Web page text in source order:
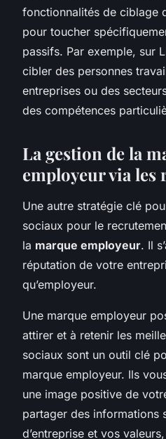
fonctionnalités de ciblage
pour toucher
passifs. Par exemple, sur
cibler des personnes
entreprises ou des
des compétences
La gestion de la
employeur via les
Une autre stratégie clé
sociaux pour le
la marque employeur. Il
réputation de votre
qu’employeur.
Une marque employeur
attirer et à retenir les
sociaux sont un outil clé
marque employeur. Ils
une image positive de
partager des informations
d’entreprise et vos